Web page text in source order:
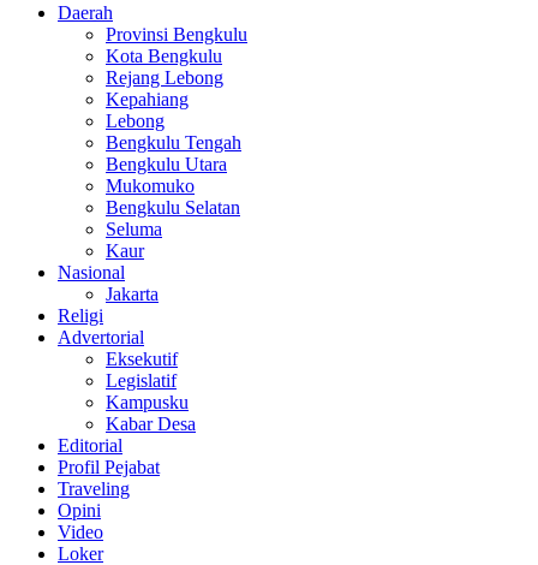
Daerah
Provinsi Bengkulu
Kota Bengkulu
Rejang Lebong
Kepahiang
Lebong
Bengkulu Tengah
Bengkulu Utara
Mukomuko
Bengkulu Selatan
Seluma
Kaur
Nasional
Jakarta
Religi
Advertorial
Eksekutif
Legislatif
Kampusku
Kabar Desa
Editorial
Profil Pejabat
Traveling
Opini
Video
Loker